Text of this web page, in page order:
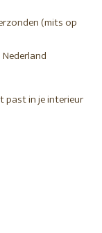
(mits op
past in je interieur